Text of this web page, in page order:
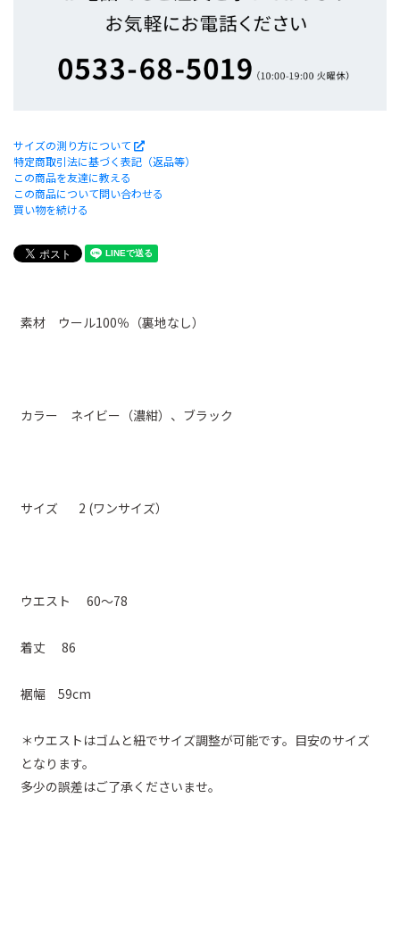
サイズの測り方について
特定商取引法に基づく表記（返品等）
この商品を友達に教える
この商品について問い合わせる
買い物を続ける
素材 ウール100％（裏地なし）
カラー ネイビー（濃紺）、ブラック
サイズ 2 (ワンサイズ）
ウエスト 60～78
着丈 86
裾幅 59cm
＊ウエストはゴムと紐でサイズ調整が可能です。目安のサイズ
となります。
多少の誤差はご了承くださいませ。